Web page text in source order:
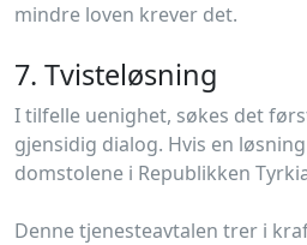
mindre loven krever det.
7. Tvisteløsning
I tilfelle uenighet, søkes det
gjensidig dialog. Hvis en
domstolene i Republikken
Denne tjenesteavtalen trer i